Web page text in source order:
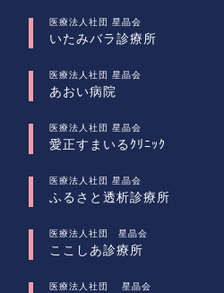
医療法人社団 星晶会
いたみバラ診療所
医療法人社団 星晶会
あおい病院
医療法人社団 星晶会
愛正すまいるｸﾘﾆｯｸ
医療法人社団 星晶会
ふるさと透析診療所
医療法人社団 星晶会
ここしあ診療所
医療法人社団 星晶会